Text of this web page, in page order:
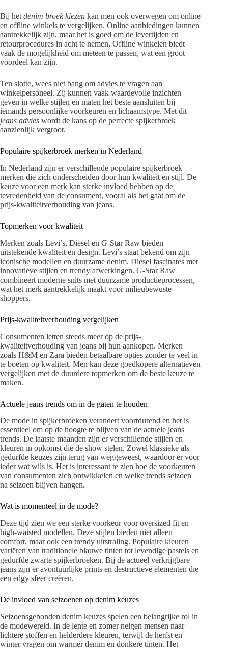
Bij het denim broek kiezen kan men ook overwegen om online
en offline winkels te vergelijken. Online aanbiedingen kunnen
aantrekkelijk zijn, maar het is goed om de levertijden en
retourprocedures in acht te nemen. Offline winkelen biedt
vaak de mogelijkheid om meteen te passen, wat een groot
voordeel kan zijn.
Ten slotte, wees niet bang om advies te vragen aan
winkelpersoneel. Zij kunnen vaak waardevolle inzichten
geven in welke stijlen en maten het beste aansluiten bij
iemands persoonlijke voorkeuren en lichaamstype. Met dit
jeans advies wordt de kans op de perfecte spijkerbroek
aanzienlijk vergroot.
Populaire spijkerbroek merken in Nederland
In Nederland zijn er verschillende populaire spijkerbroek
merken die zich onderscheiden door hun kwaliteit en stijl. De
keuze voor een merk kan sterke invloed hebben op de
tevredenheid van de consument, vooral als het gaat om de
prijs-kwaliteitverhouding van jeans.
Topmerken voor kwaliteit
Merken zoals Levi’s, Diesel en G-Star Raw bieden
uitstekende kwaliteit en design. Levi’s staat bekend om zijn
iconische modellen en duurzame denim. Diesel fascinates met
innovatieve stijlen en trendy afwerkingen. G-Star Raw
combineert moderne snits met duurzame productieprocessen,
wat het merk aantrekkelijk maakt voor milieubewuste
shoppers.
Prijs-kwaliteitverhouding vergelijken
Consumenten letten steeds meer op de prijs-
kwaliteitverhouding van jeans bij hun aankopen. Merken
zoals H&M en Zara bieden betaalbare opties zonder te veel in
te boeten op kwaliteit. Men kan deze goedkopere alternatieven
vergelijken met de duurdere topmerken om de beste keuze te
maken.
Actuele jeans trends om in de gaten te houden
De mode in spijkerbroeken verandert voortdurend en het is
essentieel om op de hoogte te blijven van de actuele jeans
trends. De laatste maanden zijn er verschillende stijlen en
kleuren in opkomst die de show stelen. Zowel klassieke als
gedurfde keuzes zijn terug van weggeweest, waardoor er voor
ieder wat wils is. Het is interessant te zien hoe de voorkeuren
van consumenten zich ontwikkelen en welke trends seizoen
na seizoen blijven hangen.
Wat is momenteel in de mode?
Deze tijd zien we een sterke voorkeur voor oversized fit en
high-waisted modellen. Deze stijlen bieden niet alleen
comfort, maar ook een trendy uitstraling. Populaire kleuren
variëren van traditionele blauwe tinten tot levendige pastels en
gedurfde zwarte spijkerbroeken. Bij de actueel verkrijgbare
jeans zijn er avontuurlijke prints en destructieve elementen die
een edgy sfeer creëren.
De invloed van seizoenen op denim keuzes
Seizoensgebonden denim keuzes spelen een belangrijke rol in
de modewereld. In de lente en zomer neigen mensen naar
lichtere stoffen en helderdere kleuren, terwijl de herfst en
winter vragen om warmer denim en donkere tinten. Het